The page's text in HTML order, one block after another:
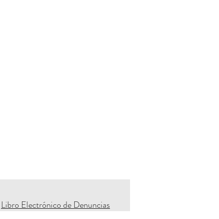
Libro Electrónico de Denuncias